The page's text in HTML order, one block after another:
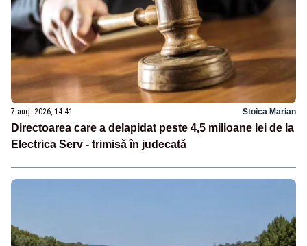
7 aug. 2026, 14:41 Stoica Marian
Directoarea care a delapidat peste 4,5 milioane lei de la
Electrica Serv - trimisă în judecată